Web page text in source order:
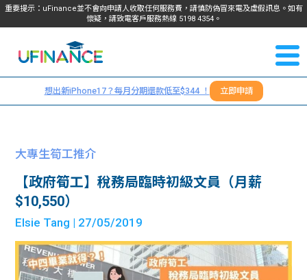
重要提示：uFinance並不會向申請人收取任何服務費，請慎防偽冒來電及虛假訊息。如有
懷疑，請致電客戶服務熱線 5198 4354。
我們
服務
貸款
資訊
們
＋
想出新iPhone17？每月分期還款低至$344 ！ 立即申請
大專生筍工推介
【政府筍工】稅務局臨時初級文員（月薪
$10,550）
Elsie Tang | 27/05/2019